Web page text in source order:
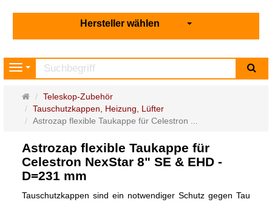
Hersteller wählen
Navigation
Startseite
Teleskop-Zubehör
Tauschutzkappen, Heizung, Lüfter
Astrozap flexible Taukappe für Celestron ...
Astrozap flexible Taukappe für
Celestron NexStar 8" SE & EHD -
D=231 mm
Tauschutzkappen sind ein notwendiger Schutz gegen Tau